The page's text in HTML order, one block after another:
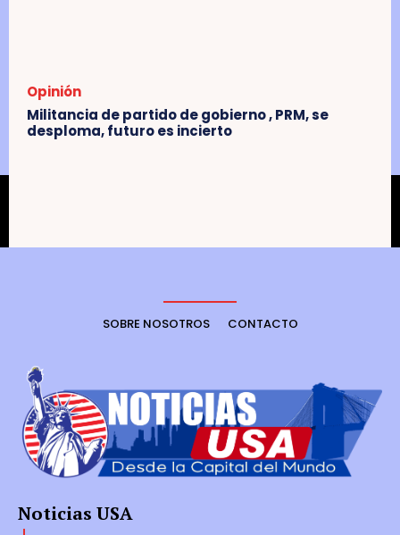
Opinión
Militancia de partido de gobierno , PRM, se
desploma, futuro es incierto
SOBRE NOSOTROS CONTACTO
Noticias USA